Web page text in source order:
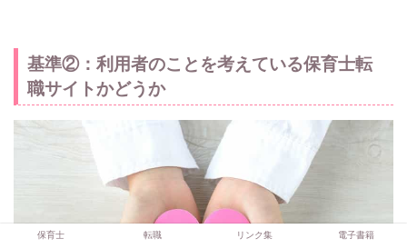
基準②：利用者のことを考えている保育士転
職サイトかどうか
保育士 転職 リンク集 電子書籍